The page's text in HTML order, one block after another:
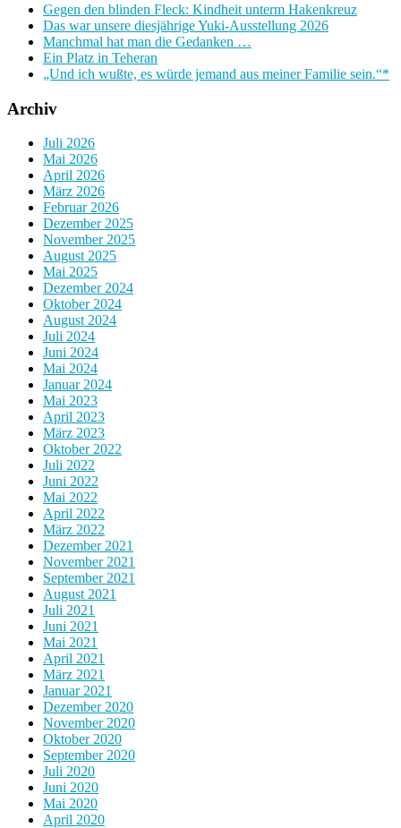
Gegen den blinden Fleck: Kindheit unterm Hakenkreuz
Das war unsere diesjährige Yuki-Ausstellung 2026
Manchmal hat man die Gedanken …
Ein Platz in Teheran
„Und ich wußte, es würde jemand aus meiner Familie sein.“*
Archiv
Juli 2026
Mai 2026
April 2026
März 2026
Februar 2026
Dezember 2025
November 2025
August 2025
Mai 2025
Dezember 2024
Oktober 2024
August 2024
Juli 2024
Juni 2024
Mai 2024
Januar 2024
Mai 2023
April 2023
März 2023
Oktober 2022
Juli 2022
Juni 2022
Mai 2022
April 2022
März 2022
Dezember 2021
November 2021
September 2021
August 2021
Juli 2021
Juni 2021
Mai 2021
April 2021
März 2021
Januar 2021
Dezember 2020
November 2020
Oktober 2020
September 2020
Juli 2020
Juni 2020
Mai 2020
April 2020